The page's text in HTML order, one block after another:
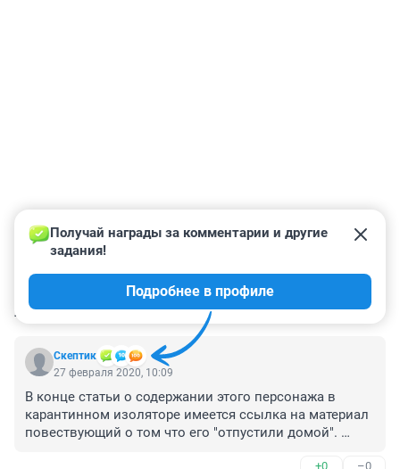
КОММЕНТАРИИ 8
Скептик
Получай награды за комментарии и другие
задания!
Подробнее в профиле
27 февраля 2020, 10:09
В конце статьи о содержании этого персонажа в
карантинном изоляторе имеется ссылка на материал
повествующий о том что его "отпустили домой".
+0 –0